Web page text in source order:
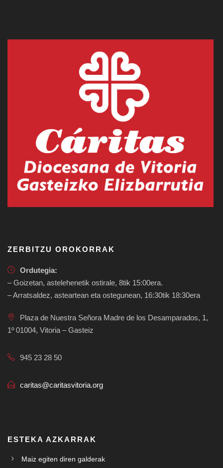
ZERBITZU OROKORRAK
Ordutegia:
– Goizetan, astelehenetik ostirale, 8tik 15:00era.
– Arratsaldez, asteartean eta ostegunean, 16:30tik 18:30era
Plaza de Nuestra Señora Madre de los Desamparados, 1,
1º 01004, Vitoria – Gasteiz
945 23 28 50
caritas@caritasvitoria.org
ESTEKA AZKARRAK
Maiz egiten diren galderak